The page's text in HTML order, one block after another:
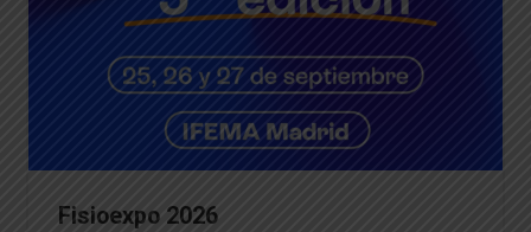
Fisioexpo 2026